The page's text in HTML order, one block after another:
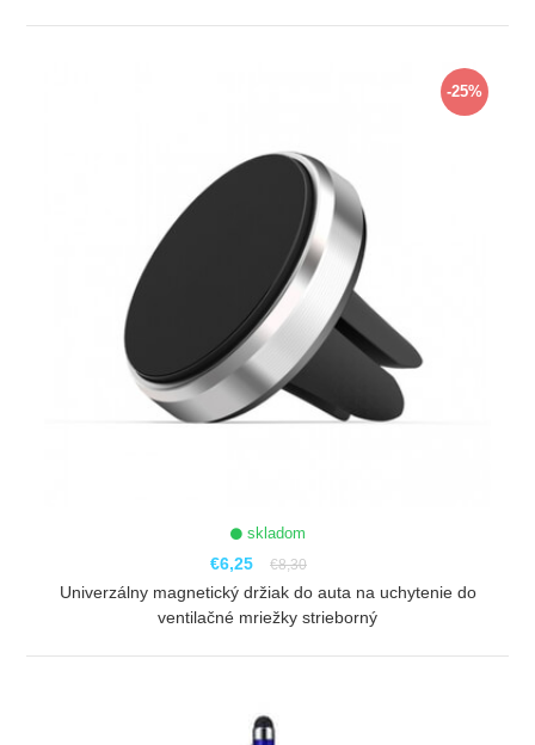
-25%
skladom
€6,25 €8,30
Univerzálny magnetický držiak do auta na uchytenie do
ventilačné mriežky strieborný